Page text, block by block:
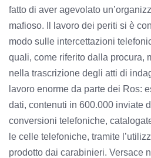
fatto di aver agevolato
mafioso. Il lavoro dei periti si è
modo sulle intercettazioni
quali, come riferito dalla procura,
nella trascrizione degli atti di
lavoro enorme da parte dei Ros:
dati, contenuti in 600.000 inviate
conversioni telefoniche,
le celle telefoniche, tramite
prodotto dai carabinieri. Versace